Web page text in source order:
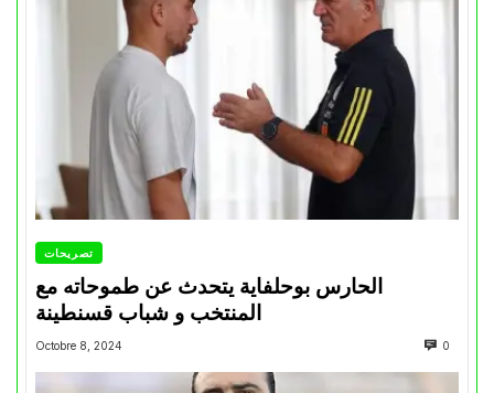
تصريحات
الحارس بوحلفاية يتحدث عن طموحاته مع
المنتخب و شباب قسنطينة
Octobre 8, 2024 0